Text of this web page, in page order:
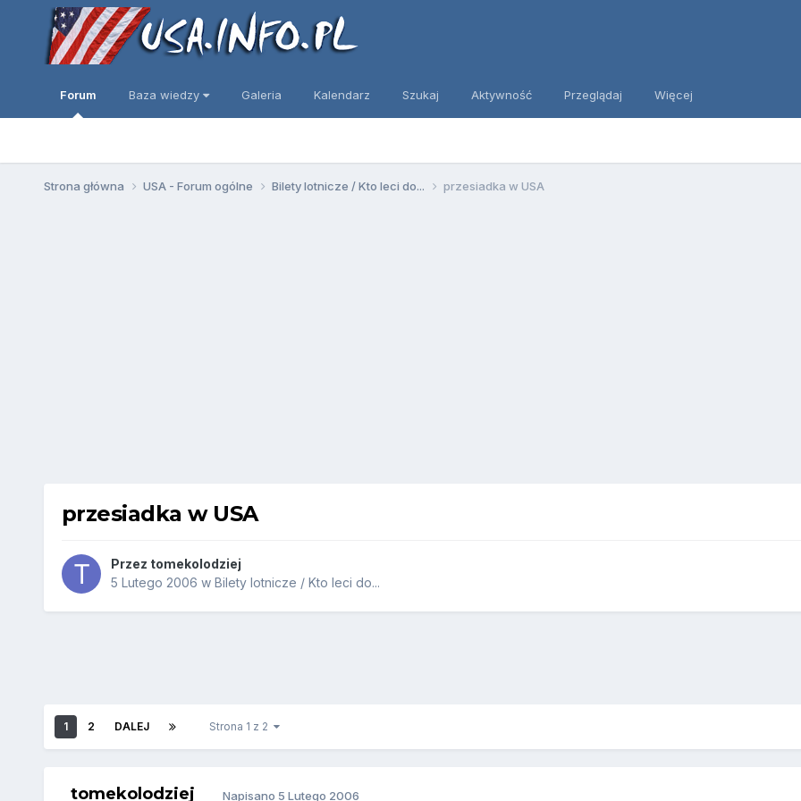
Forum Baza wiedzy Galeria Kalendarz Szukaj Aktywność Przeglądaj Więcej
Strona główna USA - Forum ogólne Bilety lotnicze / Kto leci do... przesiadka w USA
przesiadka w USA
Przez tomekolodziej
5 Lutego 2006 w Bilety lotnicze / Kto leci do...
1 2 DALEJ Strona 1 z 2
tomekolodziej Napisano 5 Lutego 2006